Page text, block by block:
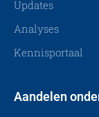
Updates
Analyses
Kennisportaal
Aandelen